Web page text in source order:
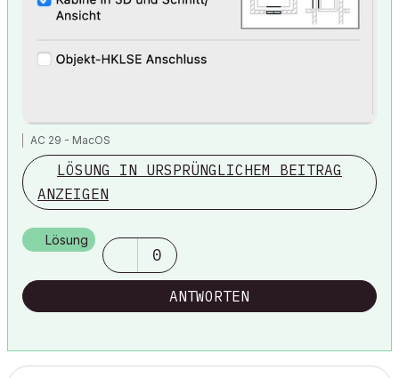
AC 29 - MacOS
LÖSUNG IN URSPRÜNGLICHEM BEITRAG
ANZEIGEN
Lösung
0
ANTWORTEN